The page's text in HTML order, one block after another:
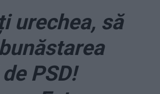
urechea, să
PSD!